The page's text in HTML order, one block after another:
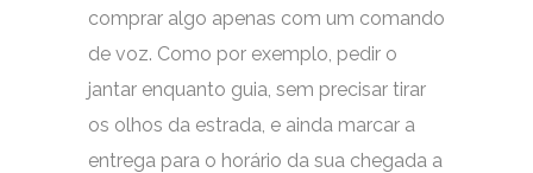
comprar algo apenas com um comando
de voz. Como por exemplo, pedir o
jantar enquanto guia, sem precisar tirar
os olhos da estrada, e ainda marcar a
entrega para o horário da sua chegada a